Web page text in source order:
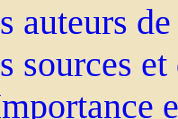
auteurs
sources